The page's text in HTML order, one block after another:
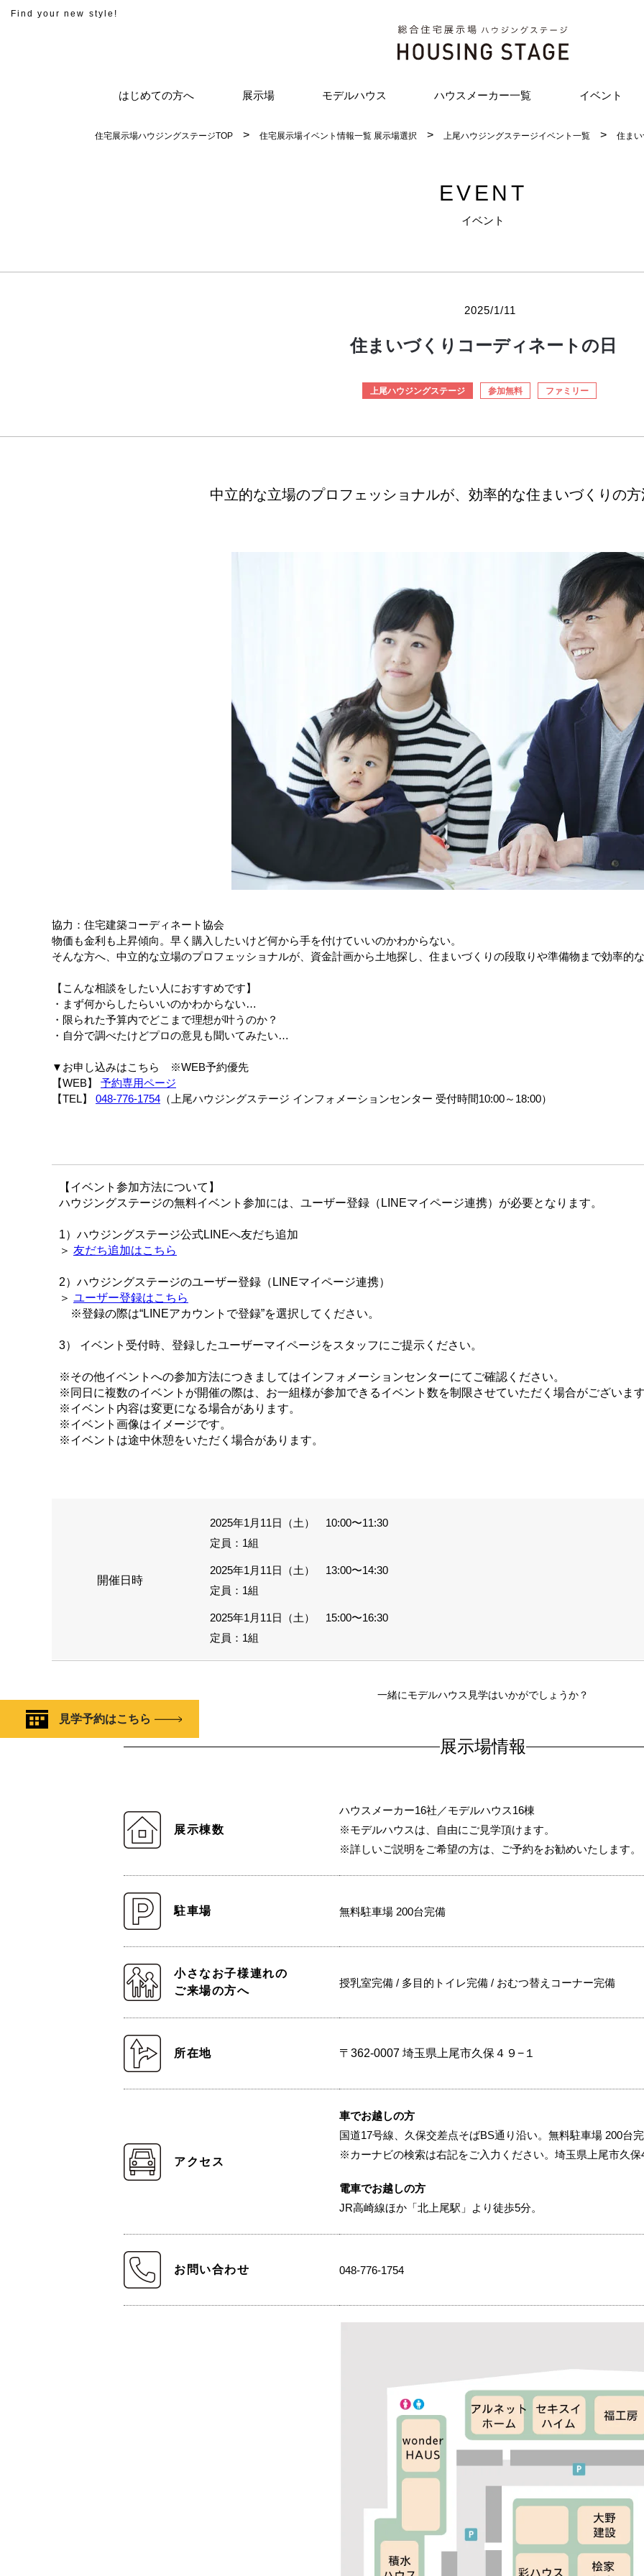
Find your new style!
はじめての方へ 展示場 モデルハウス ハウスメーカー一覧 イベント
住宅展示場ハウジングステージTOP 住宅展示場イベント情報一覧 展示場選択 上尾ハウジングステージイベント一覧 住ま
EVENT
イベント
2025/1/11
住まいづくりコーディネートの日
上尾ハウジングステージ 参加無料 ファミリー
中立的な立場のプロフェッショナルが、効率的な住まいづくりの
協力：住宅建築コーディネート協会
物価も金利も上昇傾向。早く購入したいけど何から手を付けていいのかわからない。
そんな方へ、中立的な立場のプロフェッショナルが、資金計画から土地探し、住まいづくりの段取りや準備物まで効率的
【こんな相談をしたい人におすすめです】
・まず何からしたらいいのかわからない…
・限られた予算内でどこまで理想が叶うのか？
・自分で調べたけどプロの意見も聞いてみたい…
▼お申し込みはこちら ※WEB予約優先
【WEB】 予約専用ページ
【TEL】 048-776-1754 （上尾ハウジングステージ インフォメーションセンター 受付時間10:00～18:00）
【イベント参加方法について】
ハウジングステージの無料イベント参加には、ユーザー登録（LINEマイページ連携）が必要となります。
1）ハウジングステージ公式LINEへ友だち追加
＞ 友だち追加はこちら
2）ハウジングステージのユーザー登録（LINEマイページ連携）
＞ ユーザー登録はこちら
※登録の際は“LINEアカウントで登録”を選択してください。
3） イベント受付時、登録したユーザーマイページをスタッフにご提示ください。
※その他イベントへの参加方法につきましてはインフォメーションセンターにてご確認ください。
※同日に複数のイベントが開催の際は、お一組様が参加できるイベント数を制限させていただく場合がございま
※イベント内容は変更になる場合があります。
※イベント画像はイメージです。
※イベントは途中休憩をいただく場合があります。
開催日時
2025年1月11日（土） 10:00〜11:30
定員：1組
2025年1月11日（土） 13:00〜14:30
定員：1組
2025年1月11日（土） 15:00〜16:30
定員：1組
一緒にモデルハウス見学はいかがでしょうか？
見学予約はこちら
展示場情報
展示棟数
ハウスメーカー16社／モデルハウス16棟
※モデルハウスは、自由にご見学頂けます。
※詳しいご説明をご希望の方は、ご予約をお勧めいたします。
駐車場 無料駐車場 200台完備
小さなお子様連れの
ご来場の方へ
授乳室完備 / 多目的トイレ完備 / おむつ替えコーナー完備
所在地 〒362-0007 埼玉県上尾市久保４９−１
アクセス
車でお越しの方
国道17号線、久保交差点そばBS通り沿い。無料駐車場 200台
※カーナビの検索は右記をご入力ください。埼玉県上尾市久保
電車でお越しの方
JR高崎線ほか「北上尾駅」より徒歩5分。
お問い合わせ 048-776-1754